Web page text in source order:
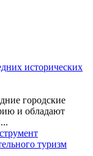
исторических
городские
и обладают
туризм